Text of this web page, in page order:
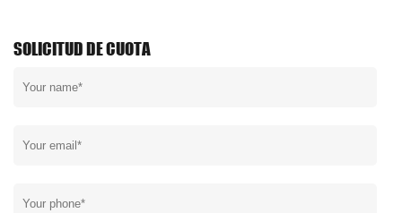
SOLICITUD DE CUOTA